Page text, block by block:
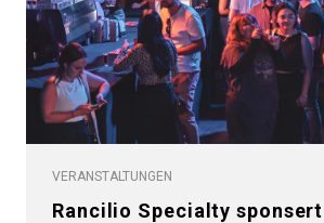
VERANSTALTUNGEN
Rancilio Specialty